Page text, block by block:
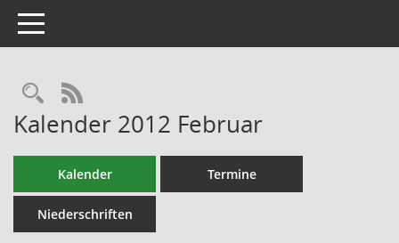
Toggle navigation
RSS-Feed
Kalender 2012 Februar
Kalender Termine
Niederschriften